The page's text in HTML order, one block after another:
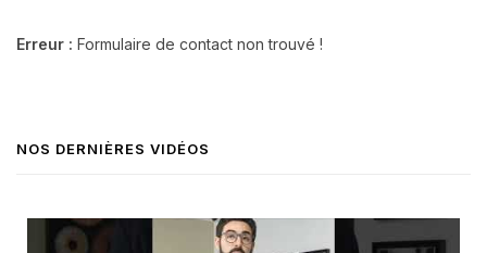
Erreur : Formulaire de contact non trouvé !
NOS DERNIÈRES VIDÉOS